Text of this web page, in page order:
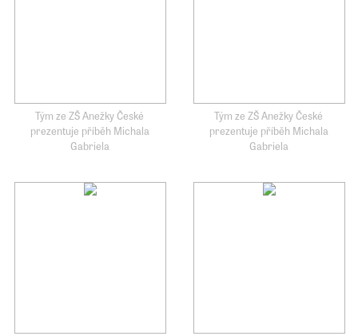
Tým ze ZŠ Anežky České
prezentuje příběh Michala
Gabriela
Tým ze ZŠ Anežky České
prezentuje příběh Michala
Gabriela